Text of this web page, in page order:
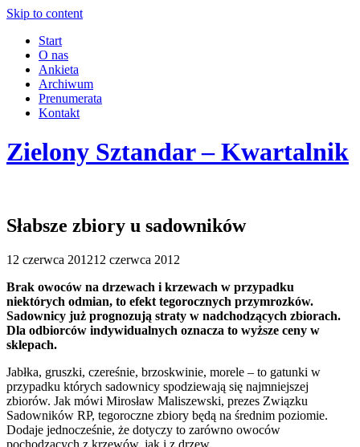
Skip to content
Start
O nas
Ankieta
Archiwum
Prenumerata
Kontakt
Zielony Sztandar – Kwartalnik
Słabsze zbiory u sadowników
12 czerwca 201212 czerwca 2012
Brak owoców na drzewach i krzewach w przypadku
niektórych odmian, to efekt tegorocznych przymrozków.
Sadownicy już prognozują straty w nadchodzących zbiorach.
Dla odbiorców indywidualnych oznacza to wyższe ceny w
sklepach.
Jabłka, gruszki, czereśnie, brzoskwinie, morele – to gatunki w
przypadku których sadownicy spodziewają się najmniejszej
zbiorów. Jak mówi Mirosław Maliszewski, prezes Związku
Sadowników RP, tegoroczne zbiory będą na średnim poziomie.
Dodaje jednocześnie, że dotyczy to zarówno owoców
pochodzących z krzewów, jak i z drzew.